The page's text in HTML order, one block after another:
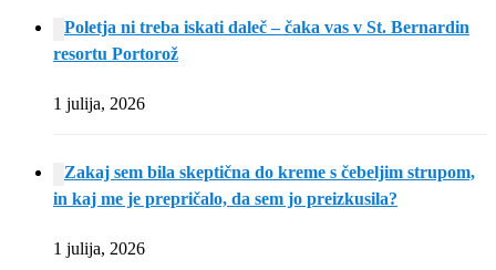
Poletja ni treba iskati daleč – čaka vas v St. Bernardin
resortu Portorož
1 julija, 2026
Zakaj sem bila skeptična do kreme s čebeljim strupom,
in kaj me je prepričalo, da sem jo preizkusila?
1 julija, 2026